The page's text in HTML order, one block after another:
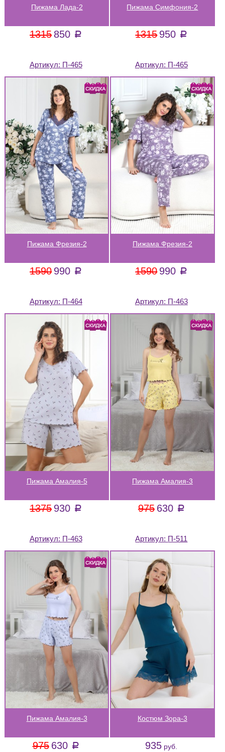
Пижама Лада-2
1315 850 a
Пижама Симфония-2
1315 950 a
Артикул: П-465
Пижама Фрезия-2
1590 990 a
Артикул: П-465
Пижама Фрезия-2
1590 990 a
Артикул: П-464
Пижама Амалия-5
1375 930 a
Артикул: П-463
Пижама Амалия-3
975 630 a
Артикул: П-463
Пижама Амалия-3
975 630 a
Артикул: П-511
Костюм Зора-3
935 руб.